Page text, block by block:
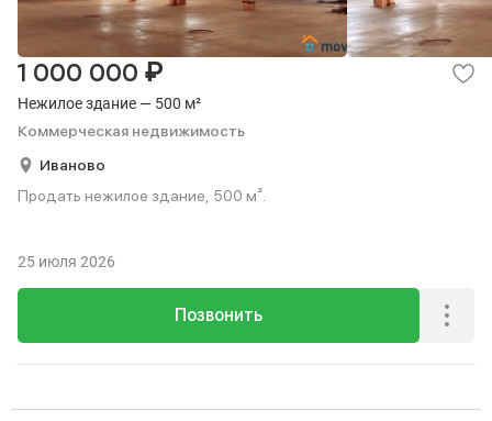
Нежилое здание — 500 м²
Коммерческая недвижимость
1 000 000 ₽
Иваново
Продать нежилое здание, 500 м².
Позвонить
25 июля 2026